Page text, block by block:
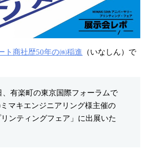
ト商社歴50年の㈱稲進 （いなしん）で
、有楽町の東京国際フォーラムで
マキエンジニアリング様主催の
リンティングフェア」に出展いた